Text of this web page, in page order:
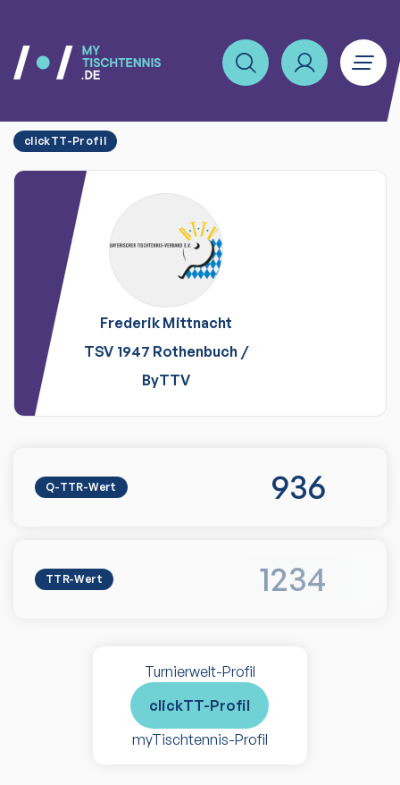
clickTT-Profil
Frederik Mittnacht
TSV 1947 Rothenbuch /
ByTTV
Q-TTR-Wert 936
TTR-Wert 1234
Turnierwelt-Profil
clickTT-Profil
myTischtennis-Profil